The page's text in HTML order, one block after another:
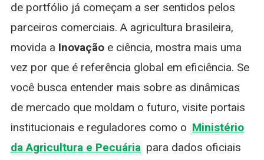
de portfólio já começam a ser sentidos pelos
parceiros comerciais. A agricultura brasileira,
movida a Inovaçãoe ciência, mostra mais uma
vez por que é referência global em eficiência. Se
você busca entender mais sobre as dinâmicas
de mercado que moldam o futuro, visite portais
institucionais e reguladores como o Ministério
da Agricultura e Pecuária para dados oficiais